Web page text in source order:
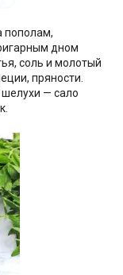
пополам,
дном
соль и молотый
пряности.
— сало